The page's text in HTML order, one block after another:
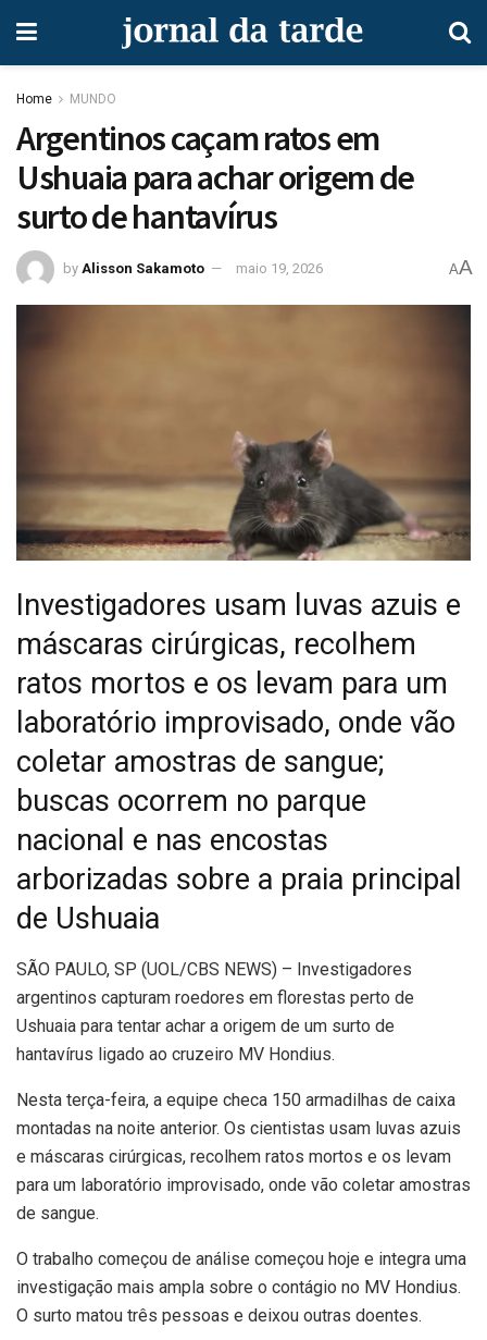
Home MUNDO
Argentinos caçam ratos em
Ushuaia para achar origem de
surto de hantavírus
by Alisson Sakamoto maio 19, 2026 AA
Investigadores usam luvas azuis e
máscaras cirúrgicas, recolhem
ratos mortos e os levam para um
laboratório improvisado, onde vão
coletar amostras de sangue;
buscas ocorrem no parque
nacional e nas encostas
arborizadas sobre a praia principal
de Ushuaia
SÃO PAULO, SP (UOL/CBS NEWS) – Investigadores
argentinos capturam roedores em florestas perto de
Ushuaia para tentar achar a origem de um surto de
hantavírus ligado ao cruzeiro MV Hondius.
Nesta terça-feira, a equipe checa 150 armadilhas de caixa
montadas na noite anterior. Os cientistas usam luvas azuis
e máscaras cirúrgicas, recolhem ratos mortos e os levam
para um laboratório improvisado, onde vão coletar amostras
de sangue.
O trabalho começou de análise começou hoje e integra uma
investigação mais ampla sobre o contágio no MV Hondius.
O surto matou três pessoas e deixou outras doentes.